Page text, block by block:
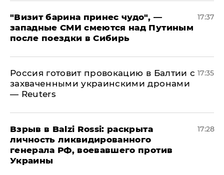
"Визит барина принес чудо", —
западные СМИ смеются над Путиным
после поездки в Сибирь
17:37
​Россия готовит провокацию в Балтии с
захваченными украинскими дронами
— Reuters
17:35
​Взрыв в Balzi Rossi: раскрыта
личность ликвидированного
генерала РФ, воевавшего против
Украины
17:28